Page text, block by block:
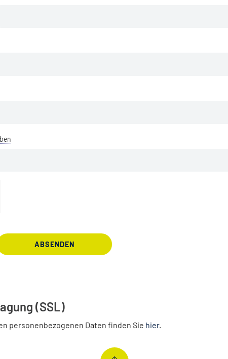
ABSENDEN
(SSL)
personenbezogenen Daten finden Sie hier.